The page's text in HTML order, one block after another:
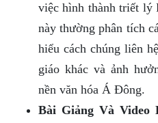
việc hình thành triết lý
này thường phân tích
hiểu cách chúng liên
giáo khác và ảnh
nền văn hóa Á Đông.
Bài Giảng Và Video